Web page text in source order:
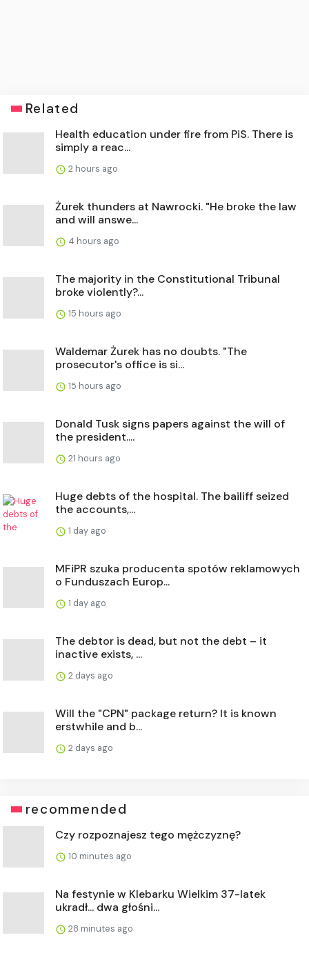
Related
Health education under fire from PiS. There is
simply a reac...
2 hours ago
Żurek thunders at Nawrocki. "He broke the law
and will answe...
4 hours ago
The majority in the Constitutional Tribunal
broke violently?...
15 hours ago
Waldemar Żurek has no doubts. "The
prosecutor's office is si...
15 hours ago
Donald Tusk signs papers against the will of
the president....
21 hours ago
Huge debts of the hospital. The bailiff seized
the accounts,...
1 day ago
MFiPR szuka producenta spotów reklamowych
o Funduszach Europ...
1 day ago
The debtor is dead, but not the debt – it
inactive exists, ...
2 days ago
Will the "CPN" package return? It is known
erstwhile and b...
2 days ago
recommended
Czy rozpoznajesz tego mężczyznę?
10 minutes ago
Na festynie w Klebarku Wielkim 37-latek
ukradł... dwa głośni...
28 minutes ago